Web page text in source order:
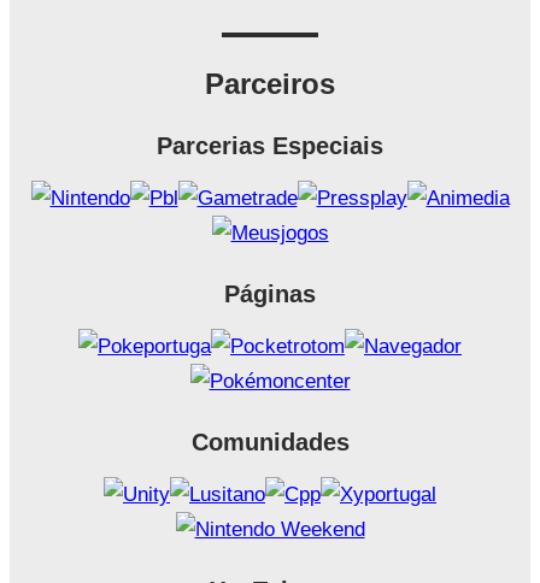
Parceiros
Parcerias Especiais
Páginas
Comunidades